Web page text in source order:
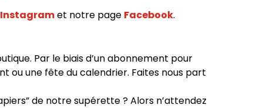
Instagramet notre page Facebook.
Par le biais d’un abonnement pour
ou une fête du calendrier. Faites nous part
de notre supérette ? Alors n’attendez